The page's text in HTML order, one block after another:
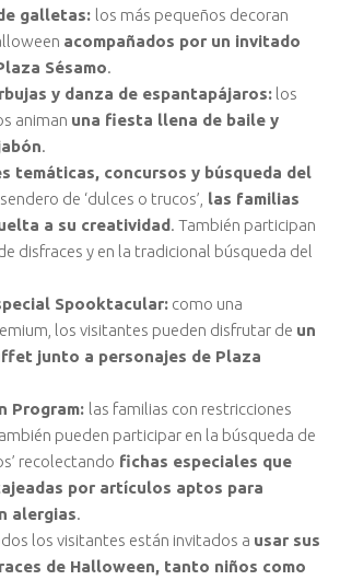
galletas: los más pequeños decoran
acompañados por un invitado
Sésamo.
y danza de espantapájaros: los
animan una fiesta llena de baile y
.
temáticas, concursos y búsqueda del
de ‘dulces o trucos’, las familias
a su creatividad. También participan
disfraces y en la tradicional búsqueda del
Spooktacular: como una
los visitantes pueden disfrutar de un
junto a personajes de Plaza
Program: las familias con restricciones
pueden participar en la búsqueda de
recolectando fichas especiales que
por artículos aptos para
alergias.
los visitantes están invitados a usar sus
de Halloween, tanto niños como